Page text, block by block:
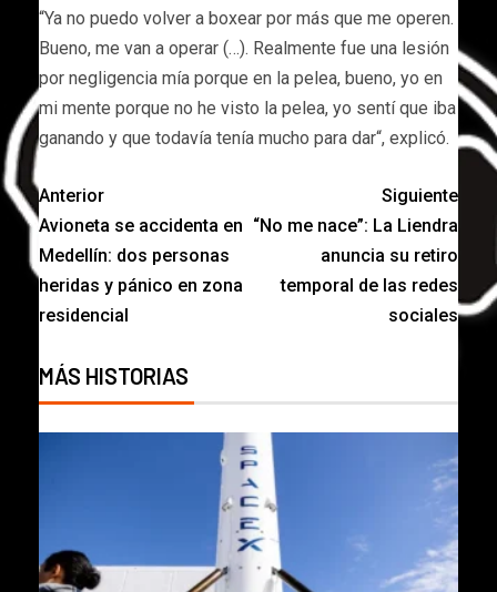
“Ya no puedo volver a boxear por más que me operen.
Bueno, me van a operar (…). Realmente fue una lesión
por negligencia mía porque en la pelea, bueno, yo en
mi mente porque no he visto la pelea, yo sentí que iba
ganando y que todavía tenía mucho para dar“, explicó.
Anterior
Avioneta se accidenta en
Medellín: dos personas
heridas y pánico en zona
residencial
Siguiente
“No me nace”: La Liendra
anuncia su retiro
temporal de las redes
sociales
MÁS HISTORIAS